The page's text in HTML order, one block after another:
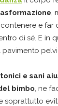
,
e far
di sé. E in
pavimento
e sani
bimbo, ne
soprattutto